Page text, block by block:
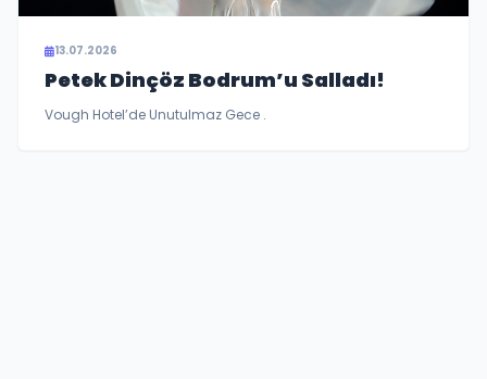
13.07.2026
Petek Dinçöz Bodrum’u Salladı!
Vough Hotel’de Unutulmaz Gece .